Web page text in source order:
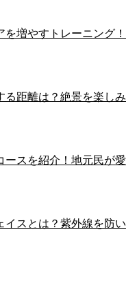
増やすトレーニング！
る距離は？絶景を楽しみ
ースを紹介！地元民が愛
イスとは？紫外線を防い